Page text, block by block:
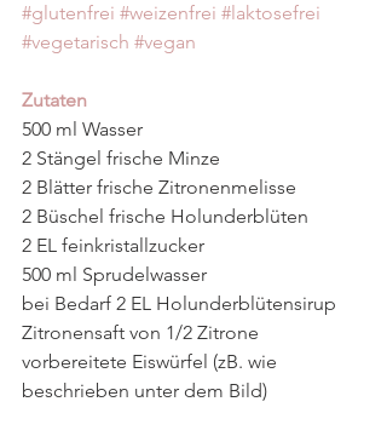
#glutenfrei #weizenfrei #laktosefrei
#vegetarisch #vegan
Zutaten
500 ml Wasser
2 Stängel frische Minze
2 Blätter frische Zitronenmelisse
2 Büschel frische Holunderblüten
2 EL feinkristallzucker
500 ml Sprudelwasser
bei Bedarf 2 EL Holunderblütensirup
Zitronensaft von 1/2 Zitrone
vorbereitete Eiswürfel (zB. wie
beschrieben unter dem Bild)